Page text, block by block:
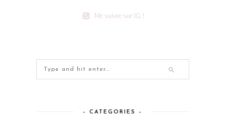
Me suivre sur IG !
– CATEGORIES –